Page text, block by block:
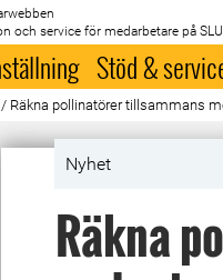
och service för medarbetare på SLU
Stöd &
/ Räkna pollinatörer tillsammans
Nyhet
Räkna